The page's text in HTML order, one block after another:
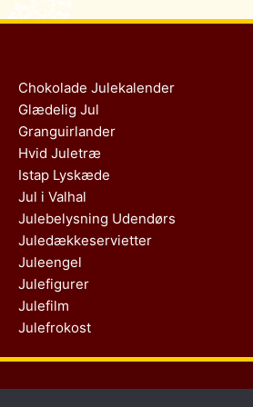
Chokolade Julekalender
Glædelig Jul
Granguirlander
Hvid Juletræ
Istap Lyskæde
Jul i Valhal
Julebelysning Udendørs
Juledækkeservietter
Juleengel
Julefigurer
Julefilm
Julefrokost